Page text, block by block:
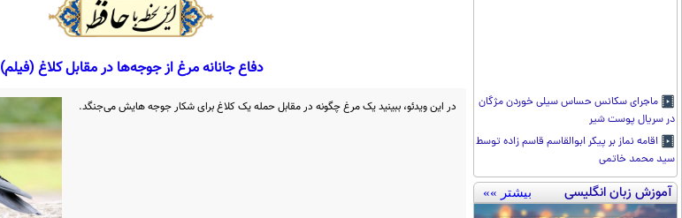
ماجرای سکانس حساس سیلی خوردن مژگان
در سریال پوست شیر
اقامه نماز بر پیکر ابوالقاسم قاسم زاده توسط
سید محمد خاتمی
آموزش زبان انگلیسی بیشتر »»
دفاع جانانه مرغ از جوجه‌ها در مقابل کلاغ (فیلم)
در این ویدئو، ببینید یک مرغ چگونه در مقابل حمله یک کلاغ برای شکار جوجه هایش می‌جنگد.